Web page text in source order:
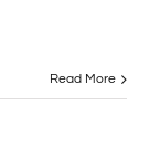
Read More